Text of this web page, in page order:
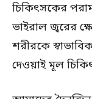
চিকিৎসকের
ভাইরাল জ্বরের
শরীরকে
দেওয়াই মূল